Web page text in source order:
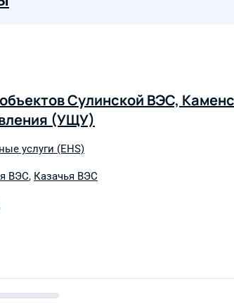
Сулинской ВЭС,
(УЩУ)
услуги (EHS)
ВЭС, Казачья ВЭС